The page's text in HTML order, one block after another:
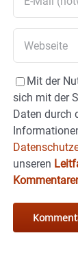
Mit der
sich mit der
Daten durch
unseren